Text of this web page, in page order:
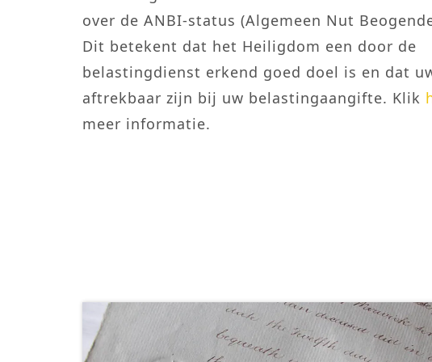
over de ANBI-status (Algemeen Nut
Dit betekent dat het Heiligdom een door de
belastingdienst erkend goed doel is en dat
aftrekbaar zijn bij uw belastingaangifte. Klik
meer informatie.